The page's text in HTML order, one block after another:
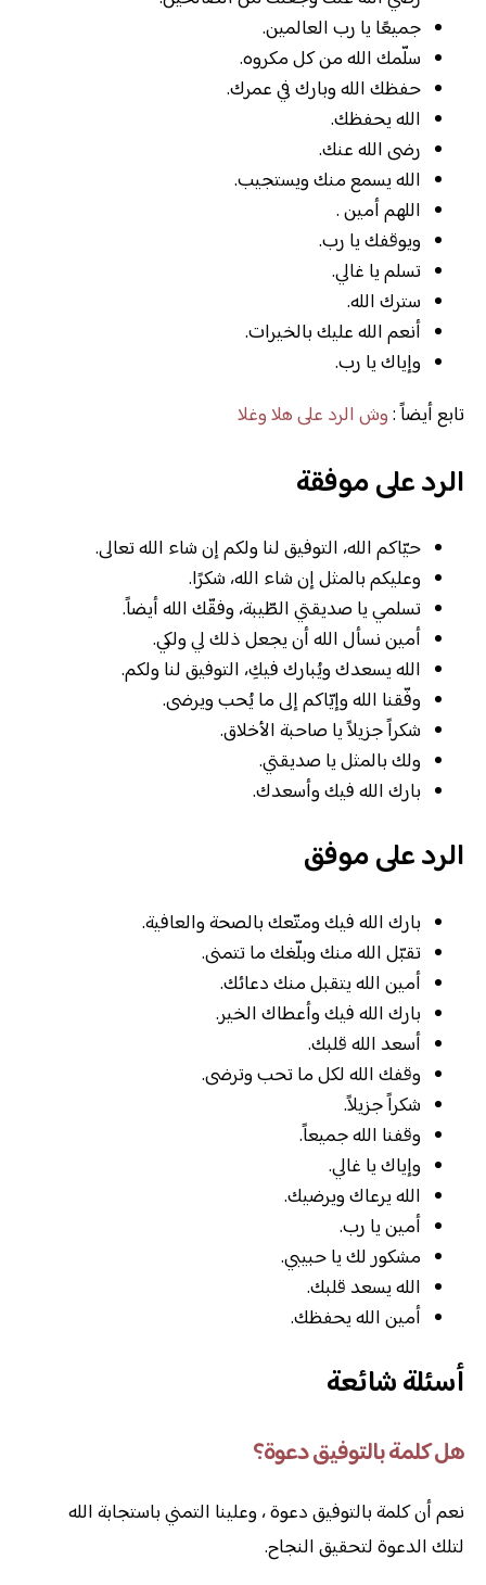
جميعًا يا رب العالمين.
سلّمك الله من كل مكروه.
حفظك الله وبارك في عمرك.
الله يحفظك.
رضى الله عنك.
الله يسمع منك ويستجيب.
اللهم أمين .
ويوقفك يا رب.
تسلم يا غالي.
سترك الله.
أنعم الله عليك بالخيرات.
وإياك يا رب.
تابع أيضاً :وش الرد على هلا وغلا
الرد على موفقة
حيّاكم الله، التوفيق لنا ولكم إن شاء الله تعالى.
وعليكم بالمثل إن شاء الله، شكرًا.
تسلمي يا صديقتي الطّيبة، وفقّك الله أيضاً.
أمين نسأل الله أن يجعل ذلك لي ولكي.
الله يسعدك ويُبارك فيكِ، التوفيق لنا ولكم.
وفّقنا الله وإيّاكم إلى ما يُحب ويرضى.
شكراً جزيلاً يا صاحبة الأخلاق.
ولك بالمثل يا صديقتي.
بارك الله فيك وأسعدك.
الرد على موفق
بارك الله فيك ومتّعك بالصحة والعافية.
تقبّل الله منك وبلّغك ما تتمنى.
أمين الله يتقبل منك دعائك.
بارك الله فيك وأعطاك الخير.
أسعد الله قلبك.
وقفك الله لكل ما تحب وترضى.
شكراً جزيلاً.
وقفنا الله جميعاً.
وإياك يا غالي.
الله يرعاك ويرضيك.
أمين يا رب.
مشكور لك يا حبيبي.
الله يسعد قلبك.
أمين الله يحفظك.
أسئلة شائعة
هل كلمة بالتوفيق دعوة؟
نعم أن كلمة بالتوفيق دعوة ، وعلينا التمني باستجابة الله
لتلك الدعوة لتحقيق النجاح.